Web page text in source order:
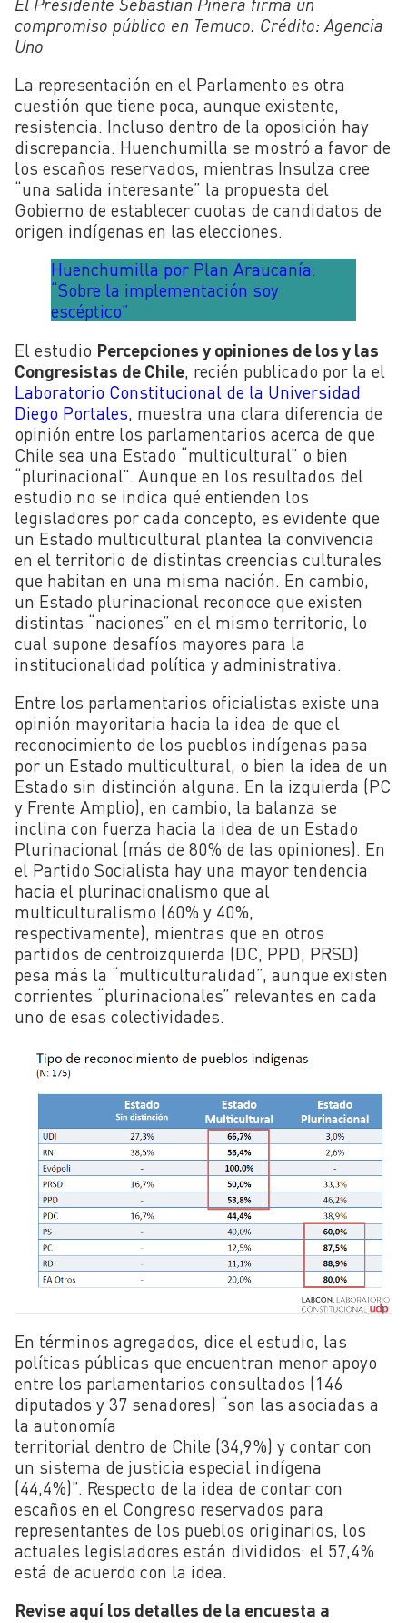
compromiso público en Temuco. Crédito: Agencia
Uno
La representación en el Parlamento es otra
cuestión que tiene poca, aunque existente,
resistencia. Incluso dentro de la oposición hay
discrepancia. Huenchumilla se mostró a favor de
los escaños reservados, mientras Insulza cree
“una salida interesante” la propuesta del
Gobierno de establecer cuotas de candidatos de
origen indígenas en las elecciones.
Huenchumilla por Plan Araucanía:
“Sobre la implementación soy
escéptico”
El estudio Percepciones y opiniones de los y las
Congresistas de Chile , recién publicado por la el
Laboratorio Constitucional de la Universidad
Diego Portales , muestra una clara diferencia de
opinión entre los parlamentarios acerca de que
Chile sea una Estado “multicultural” o bien
“plurinacional”. Aunque en los resultados del
estudio no se indica qué entienden los
legisladores por cada concepto, es evidente que
un Estado multicultural plantea la convivencia
en el territorio de distintas creencias culturales
que habitan en una misma nación. En cambio,
un Estado plurinacional reconoce que existen
distintas “naciones” en el mismo territorio, lo
cual supone desafíos mayores para la
institucionalidad política y administrativa.
Entre los parlamentarios oficialistas existe una
opinión mayoritaria hacia la idea de que el
reconocimiento de los pueblos indígenas pasa
por un Estado multicultural, o bien la idea de un
Estado sin distinción alguna. En la izquierda (PC
y Frente Amplio), en cambio, la balanza se
inclina con fuerza hacia la idea de un Estado
Plurinacional (más de 80% de las opiniones). En
el Partido Socialista hay una mayor tendencia
hacia el plurinacionalismo que al
multiculturalismo (60% y 40%,
respectivamente), mientras que en otros
partidos de centroizquierda (DC, PPD, PRSD)
pesa más la “multiculturalidad”, aunque existen
corrientes “plurinacionales” relevantes en cada
uno de esas colectividades.
En términos agregados, dice el estudio, las
políticas públicas que encuentran menor apoyo
entre los parlamentarios consultados (146
diputados y 37 senadores) “son las asociadas a
la autonomía
territorial dentro de Chile (34,9%) y contar con
un sistema de justicia especial indígena
(44,4%)”. Respecto de la idea de contar con
escaños en el Congreso reservados para
representantes de los pueblos originarios, los
actuales legisladores están divididos: el 57,4%
está de acuerdo con la idea.
Revise aquí los detalles de la encuesta a